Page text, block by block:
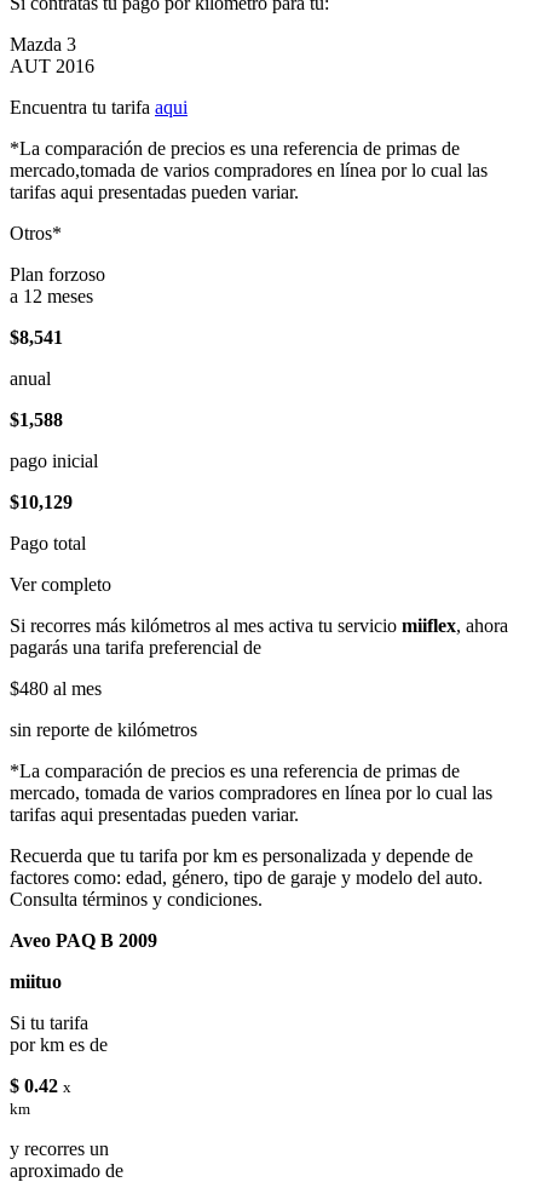
Mazda 3
AUT 2016
Encuentra tu tarifa aqui
*La comparación de precios es una referencia de primas de
mercado,tomada de varios compradores en línea por lo cual las
tarifas aqui presentadas pueden variar.
Otros*
Plan forzoso
a 12 meses
$8,541
anual
$1,588
pago inicial
$10,129
Pago total
Ver completo
Si recorres más kilómetros al mes activa tu servicio miiflex, ahora
pagarás una tarifa preferencial de
$480 al mes
sin reporte de kilómetros
*La comparación de precios es una referencia de primas de
mercado, tomada de varios compradores en línea por lo cual las
tarifas aqui presentadas pueden variar.
Recuerda que tu tarifa por km es personalizada y depende de
factores como: edad, género, tipo de garaje y modelo del auto.
Consulta términos y condiciones.
Aveo PAQ B 2009
miituo
Si tu tarifa
por km es de
$ 0.42 x
km
y recorres un
aproximado de